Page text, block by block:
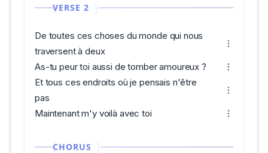
VERSE 2
De toutes ces choses du monde qui nous
traversent à deux
As-tu peur toi aussi de tomber amoureux ?
Et tous ces endroits où je pensais n'être
pas
Maintenant m'y voilà avec toi
CHORUS